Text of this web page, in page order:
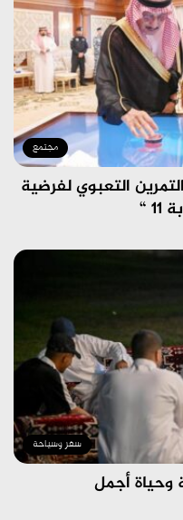
مجتمع
التعبوي لفرضية
“
سفر وسياحة
وحياة أجمل